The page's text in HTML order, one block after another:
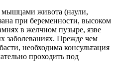
мышцами живота (наули,
при беременности, высоком
в желчном пузыре, язве
заболеваниях. Прежде чем
необходима консультация
проходить под